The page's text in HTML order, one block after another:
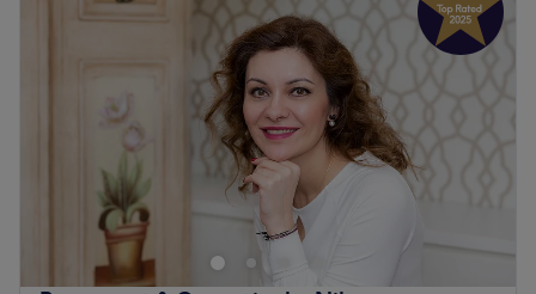
Donnerstag
–19:30
19:30
09:00
Sonntag
Geschlossen
Hallo Freunde der Körperverwöhnung! Im Herzen von
Köln - Sülz findet man nun den Kosmetiksalon My Beauty
Studio in einer ruhigen Seitenstraße. Wer mag, kann sich
seinen persönlichen Termin für ausgewählte Schönheit
und Pflege ganz einfach online über Treatwell raussuchen